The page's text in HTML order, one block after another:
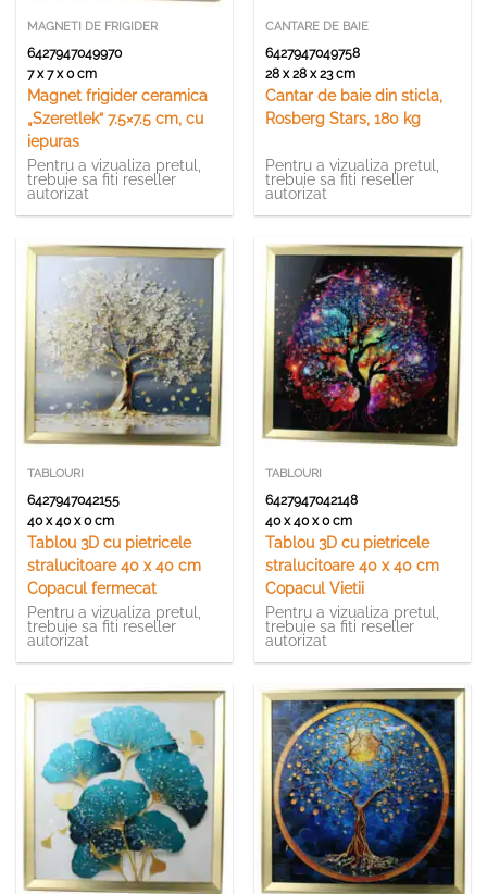
MAGNETI DE FRIGIDER
6427947049970
7 x 7 x 0 cm
Magnet frigider ceramica
„Szeretlek” 7.5×7.5 cm, cu
iepuras
Pentru a vizualiza pretul,
trebuie sa fiti reseller
autorizat
CANTARE DE BAIE
6427947049758
28 x 28 x 23 cm
Cantar de baie din sticla,
Rosberg Stars, 180 kg
Pentru a vizualiza pretul,
trebuie sa fiti reseller
autorizat
TABLOURI
6427947042155
40 x 40 x 0 cm
Tablou 3D cu pietricele
stralucitoare 40 x 40 cm
Copacul fermecat
Pentru a vizualiza pretul,
trebuie sa fiti reseller
autorizat
TABLOURI
6427947042148
40 x 40 x 0 cm
Tablou 3D cu pietricele
stralucitoare 40 x 40 cm
Copacul Vietii
Pentru a vizualiza pretul,
trebuie sa fiti reseller
autorizat